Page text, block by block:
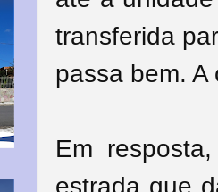
transferida
passa bem.
Em